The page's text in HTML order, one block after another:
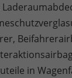
in